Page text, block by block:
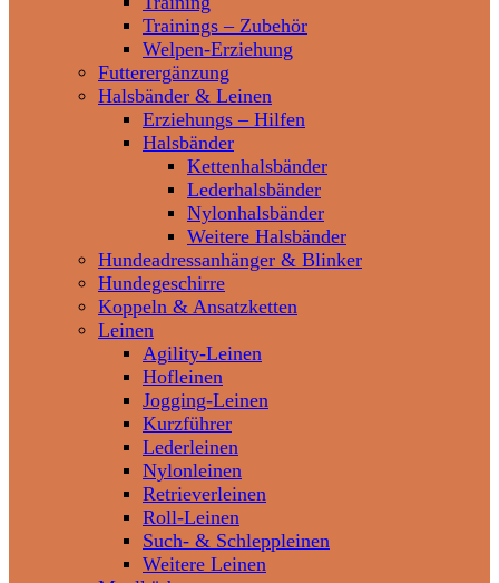
Trainings – Zubehör
Welpen-Erziehung
Futterergänzung
Halsbänder & Leinen
Erziehungs – Hilfen
Halsbänder
Kettenhalsbänder
Lederhalsbänder
Nylonhalsbänder
Weitere Halsbänder
Hundeadressanhänger & Blinker
Hundegeschirre
Koppeln & Ansatzketten
Leinen
Agility-Leinen
Hofleinen
Jogging-Leinen
Kurzführer
Lederleinen
Nylonleinen
Retrieverleinen
Roll-Leinen
Such- & Schleppleinen
Weitere Leinen